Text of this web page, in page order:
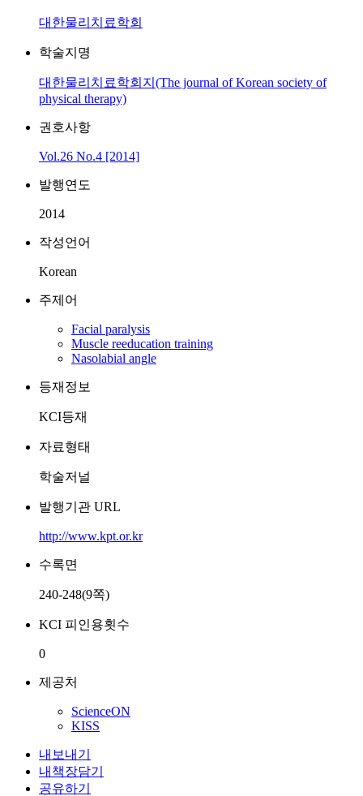
대한물리치료학회
학술지명
대한물리치료학회지(The journal of Korean society of
physical therapy)
권호사항
Vol.26 No.4 [2014]
발행연도
2014
작성언어
Korean
주제어
Facial paralysis
Muscle reeducation training
Nasolabial angle
등재정보
KCI등재
자료형태
학술저널
발행기관 URL
http://www.kpt.or.kr
수록면
240-248(9쪽)
KCI 피인용횟수
0
제공처
ScienceON
KISS
내보내기
내책장담기
공유하기